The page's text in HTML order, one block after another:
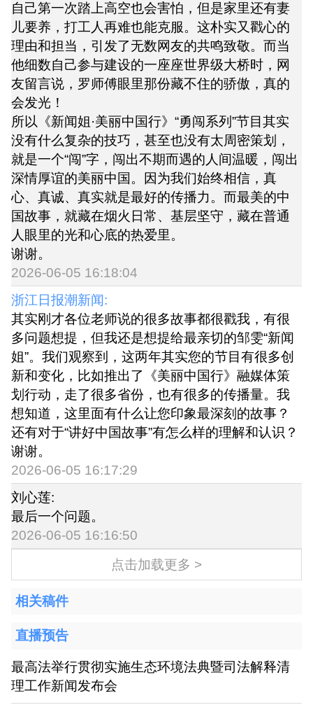
自己第一次踏上高空也会害怕，但是家里还有妻
儿要养，打工人再难也能克服。这朴实又戳心的
理由和担当，引发了无数网友的共鸣致敬。而当
他细数自己参与建设的一座座世界级大桥时，网
友留言说，罗师傅眼里那份藏不住的骄傲，真的
会发光！
所以《新闻姐·美丽中国行》“勇闯系列”节目其实
没有什么复杂的技巧，甚至也没有太周密策划，
就是一个“闯”字，闯出不期而遇的人间温暖，闯出
深情厚谊的美丽中国。因为我们始终相信，真
心、真诚、真实就是最好的传播力。而最美的中
国故事，就藏在烟火日常、基层坚守，藏在普通
人眼里的光和心底的热爱里。
谢谢。
2026-06-05 16:18:04
浙江日报潮新闻:
其实刚才各位老师说的很多故事都很戳我，有很
多问题想提，但我还是想提给最亲切的邹雯“新闻
姐”。我们观察到，这两年其实您的节目有很多创
新和变化，比如推出了《美丽中国行》融媒体策
划行动，走了很多省份，也有很多的传播量。我
想知道，这里面有什么让您印象最深刻的故事？
还有对于“讲好中国故事”有怎么样的理解和认识？
谢谢。
2026-06-05 16:17:29
刘心莲:
最后一个问题。
2026-06-05 16:16:50
点击加载更多 >
相关稿件
直播预告
最高法举行贯彻实施生态环境法典暨司法解释清
理工作新闻发布会